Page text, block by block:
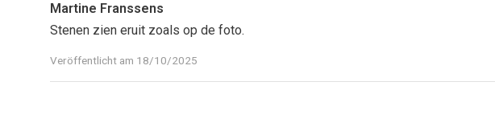
Martine Franssens
Stenen zien eruit zoals op de foto.
Veröffentlicht am 18/10/2025